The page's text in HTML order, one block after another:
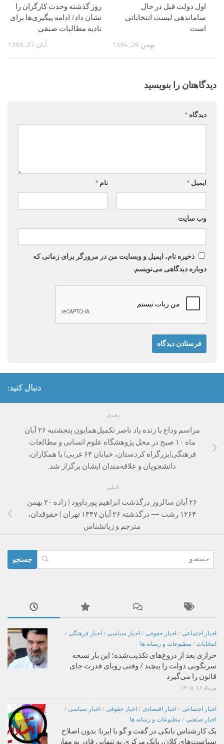
روز گذشته وحدت کارگران را
نشان داد/ ادامه پیگیری‌ها برای
تادیه مطالبات صنفی
آبان 27, 1395
اول دولت قبل در حال
ساماندهی لیست انتخاباتی
است
بهمن 26, 1394
دیدگاهتان را بنویسید
دیدگاه *
نام * ایمیل *
وب‌ سایت
ذخیره نام، ایمیل و وبسایت من در مرورگر برای زمانی که
دوباره دیدگاهی می‌نویسم.
دنبال کنید:
بعدی
مراسم وداع با زنده یاد ناصر تکمیل‌همایون پنجشنبه ۲۶ آبان
ماه ۱۰ صبح در محل پژوهشگاه علوم انسانی و مطالعات
فرهنگی(بزرگراه کردستان، خیابان ۶۴ غربی) با همکاران،
دانشجویان و علاقه‌مندان ایشان برگزار شد.
قبلی
۲۶ آبان سالروز درگذشت ابراهیم پورداوود ( زاده ۲۰ بهمن
۱۲۶۴ رشت — درگذشته ۲۶ آبان ۱۳۴۷ تهران ) حقوقدان،
مترجم و زبانشناس
برای:
اخبار اجتماعی / اخبار حقوقی / اخبار سیاسی / اخبار فرهنگی /
انتخابات / مطبوعات و رسانه ها
خرازی بعد از دروغ‌های تکذیب‌شده؛ این بار نسخه
سرنگونی دولت را پیچید / وقتی رویای قدرت جای
قانون را می‌گیرد
مرداد ۱۶, ۱۴۰۵
اخبار اجتماعی / اخبار اقتصادی / اخبار حقوقی / اخبار سیاسی /
اخبار صنعتی / مطبوعات و رسانه ها
یک کارشناس بانکی در گفت و گو با ایرنا: بدون اصلاح
سیاست‌های کلان، بانک مرکزی به تنهایی قادر به مهار